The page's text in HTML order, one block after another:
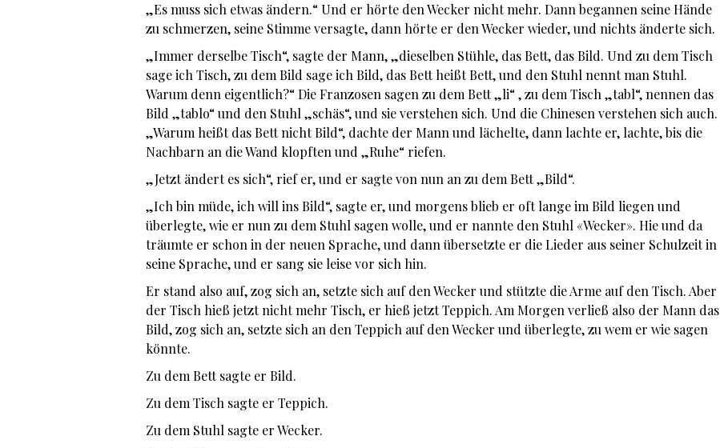
„Es muss sich etwas ändern.“ Und er hörte den Wecker nicht mehr. Dann begannen seine Hände
zu schmerzen, seine Stimme versagte, dann hörte er den Wecker wieder, und nichts änderte sich.
„Immer derselbe Tisch“, sagte der Mann, „dieselben Stühle, das Bett, das Bild. Und zu dem Tisch
sage ich Tisch, zu dem Bild sage ich Bild, das Bett heißt Bett, und den Stuhl nennt man Stuhl.
Warum denn eigentlich?“ Die Franzosen sagen zu dem Bett „li“ , zu dem Tisch „tabl“, nennen das
Bild „tablo“ und den Stuhl „schäs“, und sie verstehen sich. Und die Chinesen verstehen sich auch.
„Warum heißt das Bett nicht Bild“, dachte der Mann und lächelte, dann lachte er, lachte, bis die
Nachbarn an die Wand klopften und „Ruhe“ riefen.
„Jetzt ändert es sich“, rief er, und er sagte von nun an zu dem Bett „Bild“.
„Ich bin müde, ich will ins Bild“, sagte er, und morgens blieb er oft lange im Bild liegen und
überlegte, wie er nun zu dem Stuhl sagen wolle, und er nannte den Stuhl «Wecker». Hie und da
träumte er schon in der neuen Sprache, und dann übersetzte er die Lieder aus seiner Schulzeit in
seine Sprache, und er sang sie leise vor sich hin.
Er stand also auf, zog sich an, setzte sich auf den Wecker und stützte die Arme auf den Tisch. Aber
der Tisch hieß jetzt nicht mehr Tisch, er hieß jetzt Teppich. Am Morgen verließ also der Mann das
Bild, zog sich an, setzte sich an den Teppich auf den Wecker und überlegte, zu wem er wie sagen
könnte.
Zu dem Bett sagte er Bild.
Zu dem Tisch sagte er Teppich.
Zu dem Stuhl sagte er Wecker.